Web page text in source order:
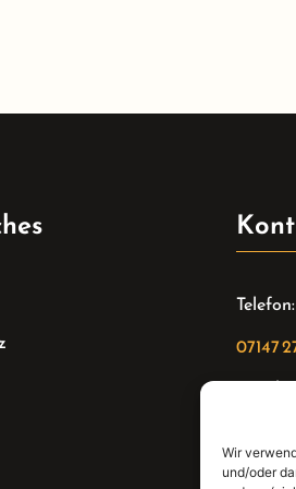
Wir
und/oder
Telefon:
07147
Email: